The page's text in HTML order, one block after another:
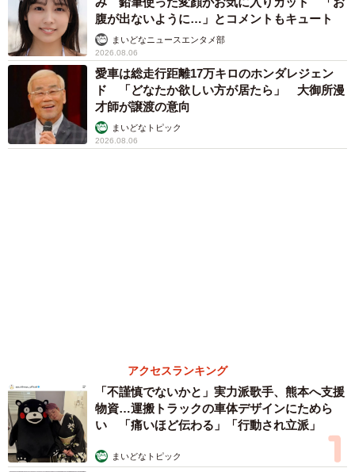
さらに、過去の騒動に関する東出さんからの問いかけに対
し「スキャンダルで反省することがたくさんありました」
と語り、競技への影響についても「露骨に出ますね。結構
お酒に逃げたりとかっていうのはすごく多かったです。も
う誰とも会いたくない」と、当時の苦悩を打ち明けまし
た。
りに退屈で「画用紙と色鉛筆持ってこい！」→
スケッチブックを見た家族が仰天「これ、売れ
ますよ…」
中将 タカノリ
６位以降を見る
まいどなファミリー
（新着記事順）
「即座に案内することが不可能です」レストラ
ンの入り口に大きな注意書き オートリザーブ
からの予約を拒否するお断りに賛同者続々
中将 タカノリ
「本は買うだけでいい」京極夏彦さんの言葉に